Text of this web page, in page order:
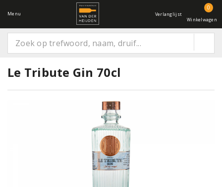
Menu Verlanglijst
0
Winkelwagen
Le Tribute Gin 70cl